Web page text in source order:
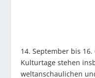
14. September bis
Kulturtage stehen
weltanschaulichen